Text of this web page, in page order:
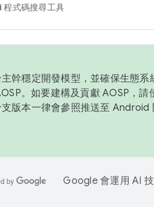
式碼搜尋工具
幹穩定開發模型，並確保生態
。如要建構及貢獻 AOSP，請
版本一律會參照推送至 Android
Google 會運用 AI